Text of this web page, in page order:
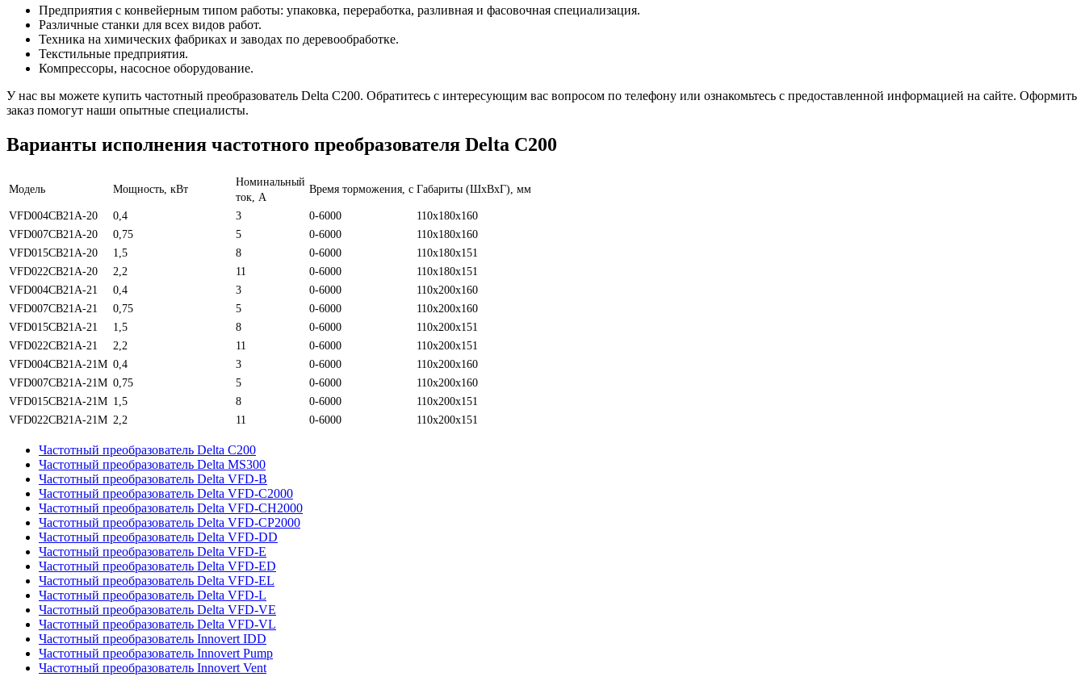
Предприятия с конвейерным типом работы: упаковка, переработка, разливная и фасовочная специализация.
Различные станки для всех видов работ.
Техника на химических фабриках и заводах по деревообработке.
Текстильные предприятия.
Компрессоры, насосное оборудование.
У нас вы можете купить частотный преобразователь Delta С200. Обратитесь с интересующим вас вопросом по телефону или ознакомьтесь с предоставленной информацией на сайте. Оформить
заказ помогут наши опытные специалисты.
Варианты исполнения частотного преобразователя Delta C200
Модель Мощность, кВт
Номинальный
ток, А
Время торможения, с Габариты (ШхВхГ), мм
VFD004CB21A-20 0,4 3 0-6000
110x180x160
VFD007CB21A-20
0,75 5 0-6000
110x180x160
VFD015CB21A-20
1,5 8 0-6000
110x180x151
VFD022CB21A-20
2,2 11 0-6000
110x180x151
VFD004CB21A-21
0,4 3 0-6000
110x200x160
VFD007CB21A-21
0,75 5 0-6000
110x200x160
VFD015CB21A-21
1,5 8 0-6000
110x200x151
VFD022CB21A-21
2,2 11 0-6000
110x200x151
VFD004CB21A-21M 0,4 3 0-6000
110x200x160
VFD007CB21A-21M 0,75 5 0-6000
110x200x160
VFD015CB21A-21M 1,5 8 0-6000
110x200x151
VFD022CB21A-21M 2,2 11 0-6000 110x200x151
Частотный преобразователь Delta C200
Частотный преобразователь Delta MS300
Частотный преобразователь Delta VFD-B
Частотный преобразователь Delta VFD-C2000
Частотный преобразователь Delta VFD-CH2000
Частотный преобразователь Delta VFD-CP2000
Частотный преобразователь Delta VFD-DD
Частотный преобразователь Delta VFD-E
Частотный преобразователь Delta VFD-ED
Частотный преобразователь Delta VFD-EL
Частотный преобразователь Delta VFD-L
Частотный преобразователь Delta VFD-VE
Частотный преобразователь Delta VFD-VL
Частотный преобразователь Innovert IDD
Частотный преобразователь Innovert Pump
Частотный преобразователь Innovert Vent